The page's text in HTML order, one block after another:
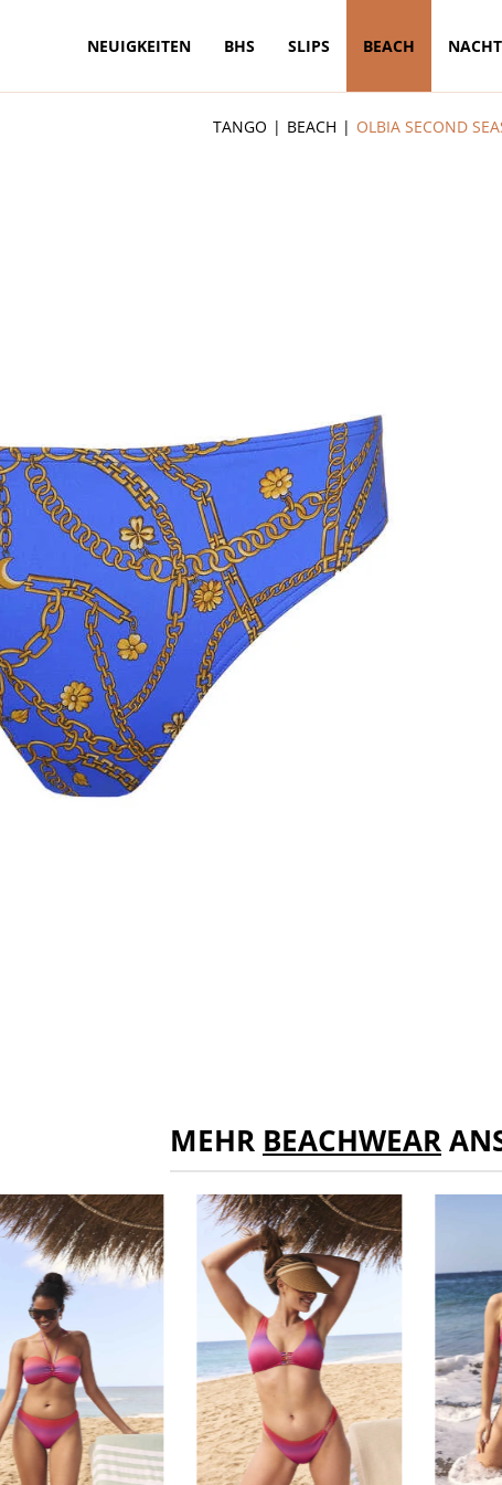
NEUIGKEITEN BHS SLIPS BEACH
TANGO BEACH OLBIA SECOND
MEHR BEACHWEAR